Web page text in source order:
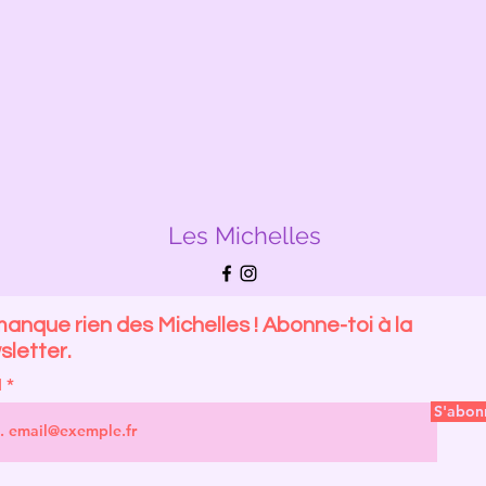
Les Michelles
rien des Michelles ! Abonne-toi à la